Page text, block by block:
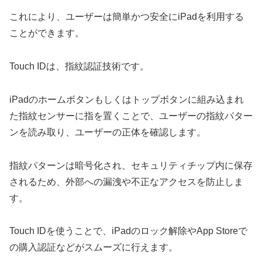
これにより、ユーザーは簡単かつ安全にiPadを利用する
ことができます。
Touch IDは、指紋認証技術です。
iPadのホームボタンもしくはトップボタンに組み込まれ
た指紋センサーに指を置くことで、ユーザーの指紋パター
ンを読み取り、ユーザーの正体を確認します。
指紋パターンは暗号化され、セキュリティチップ内に保存
されるため、外部への漏洩や不正なアクセスを防止しま
す。
Touch IDを使うことで、iPadのロック解除やApp Storeで
の購入認証などがスムーズに行えます。